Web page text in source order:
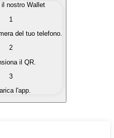
ti interessano in modo
in valuta fiat quando ne
con un'altra
Wallet self-custodial.
nostro Wallet
1
del tuo telefono.
2
il QR.
3
l'app.